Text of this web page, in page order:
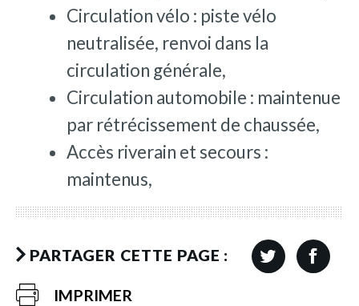
Circulation vélo : piste vélo
neutralisée, renvoi dans la
circulation générale,
Circulation automobile : maintenue
par rétrécissement de chaussée,
Accès riverain et secours :
maintenus,
PARTAGER CETTE PAGE :
IMPRIMER